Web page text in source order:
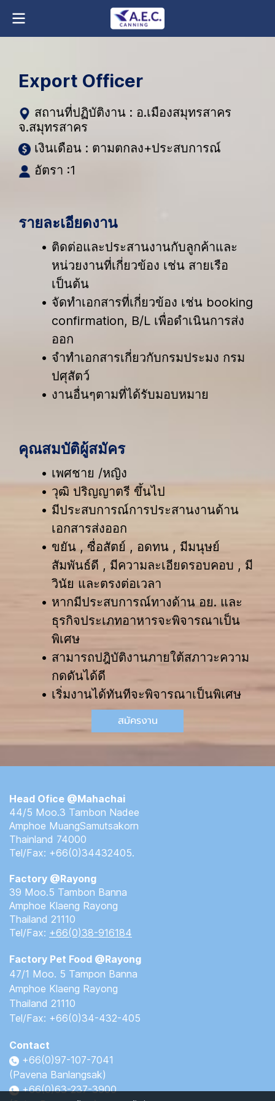
Export Officer
สถานที่ปฏิบัติงาน : อ.เมืองสมุทรสาคร
จ.สมุทรสาคร
เงินเดือน : ตามตกลง+ประสบการณ์
อัตรา :1
รายละเอียดงาน
ติดต่อและประสานงานกับลูกค้าและ
หน่วยงานที่เกี่ยวข้อง เช่น สายเรือ
เป็นต้น
จัดทำเอกสารที่เกี่ยวข้อง เช่น booking
confirmation, B/L เพื่อดำเนินการส่ง
ออก
จำทำเอกสารเกี่ยวกับกรมประมง กรม
ปศุสัตว์
งานอื่นๆตามที่ได้รับมอบหมาย
คุณสมบัติผู้สมัคร
เพศชาย /หญิง
วุฒิ ปริญญาตรี ขึ้นไป
มีประสบการณ์การประสานงานด้าน
เอกสารส่งออก
ขยัน , ซื่อสัตย์ , อดทน , มีมนุษย์
สัมพันธ์ดี , มีความละเอียดรอบคอบ , มี
วินัย และตรงต่อเวลา
หากมีประสบการณ์ทางด้าน อย. และ
ธุรกิจประเภทอาหารจะพิจารณาเป็น
พิเศษ
สามารถปฎิบัติงานภายใต้สภาวะความ
กดดันได้ดี
เริ่มงานได้ทันทีจะพิจารณาเป็นพิเศษ
สมัครงาน
Head Ofice @Mahachai
44/5 Moo.3 Tambon Nadee
Amphoe MuangSamutsakorn
Thainland 74000
Tel/Fax: +66(0)34432405.
Factory @Rayong
39 Moo.5 Tambon Banna
Amphoe Klaeng Rayong
Thailand 21110
Tel/Fax: +66(0)38-916184
Factory Pet Food @Rayong
47/1 Moo. 5 Tampon Banna
Amphoe Klaeng Rayong
Thailand 21110
Tel/Fax: +66(0)34-432-405
Contact
+66(0)97-107-7041
(Pavena Banlangsak)
+66(0)63-237-3900